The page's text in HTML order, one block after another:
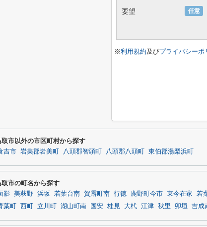
任意
要望
※利用規約及びプライバシーポ
取市以外の市区町村から探す
吉市 岩美郡岩美町 八頭郡智頭町 八頭郡八頭町 東伯郡湯梨浜町
取市の町名から探す
影 美萩野 浜坂 若葉台南 賀露町南 行徳 鹿野町今市 東今在家 若
葉町
西町 立川町 湖山町南 国安 桂見 大杙 江津 秋里 卯垣 吉成